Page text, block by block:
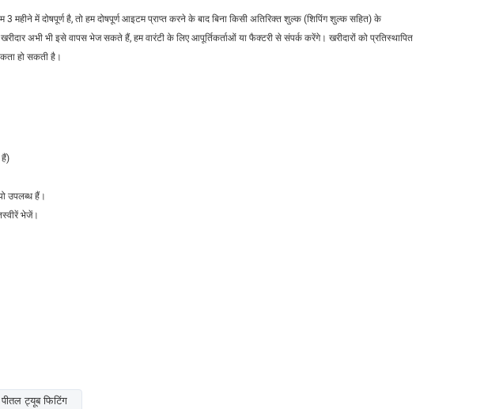
में दोषपूर्ण है, तो हम दोषपूर्ण आइटम प्राप्त करने के बाद बिना किसी अतिरिक्त शुल्क (शिपिंग शुल्क सहित) के
अभी भी इसे वापस भेज सकते हैं, हम वारंटी के लिए आपूर्तिकर्ताओं या फैक्टरी से संपर्क करेंगे। खरीदारों को प्रतिस्थापित
हो सकती है।
हैं)
उपलब्ध हैं।
भेजें।
पीतल ट्यूब फिटिंग